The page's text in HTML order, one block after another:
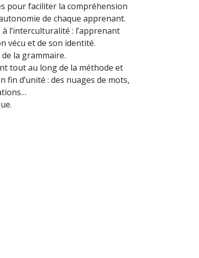
pour faciliter la compréhension
de chaque apprenant.
l’interculturalité : l’apprenant
vécu et de son identité.
la grammaire.
tout au long de la méthode et
fin d’unité : des nuages de mots,